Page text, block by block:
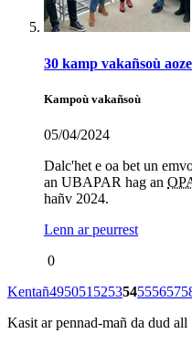
30 kamp vakañsoù
Kampoù vakañsoù
05/04/2024
Dalc'het e oa bet un
an UBAPAR hag an
hañv 2024.
Lenn ar peurrest
0
Kentañ495051 525354555657
Kasit ar pennad-mañ da dud all